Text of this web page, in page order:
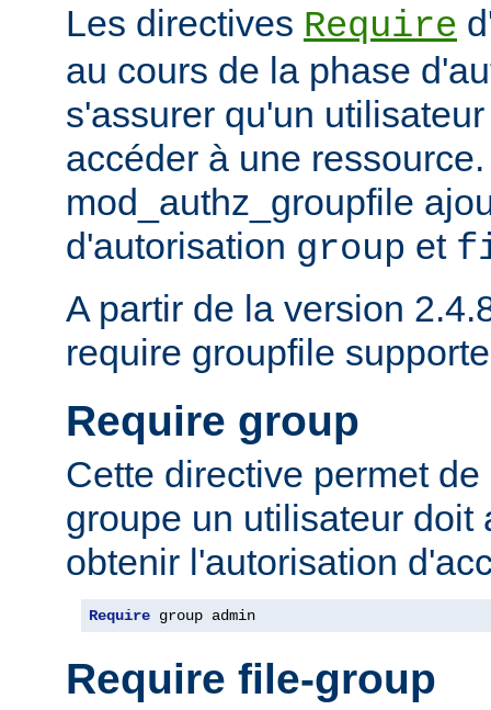
Les directives Require
au cours de la phase
s'assurer qu'un
accéder à une ressource.
mod_authz_groupfile
d'autorisation group et
A partir de la version
require groupfile
Require group
Cette directive permet
groupe un utilisateur doit
obtenir l'autorisation
Require group admin
Require file-group